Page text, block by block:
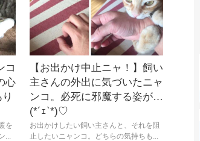
コ
心
を
...
【お出かけ中止ニャ！】飼い
主さんの外出に気づいたニャ
ンコ。必死に邪魔する姿が…
(*´ｪ`*)♡
お出かけしたい飼い主さんと、それを阻
止したいニャンコ。どちらの気持ちも...